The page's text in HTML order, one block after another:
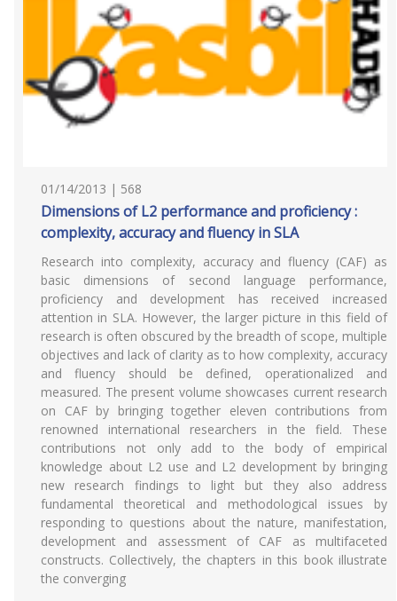
01/14/2013 | 568
Dimensions of L2 performance and proficiency :
complexity, accuracy and fluency in SLA
Research into complexity, accuracy and fluency (CAF) as
basic dimensions of second language performance,
proficiency and development has received increased
attention in SLA. However, the larger picture in this field of
research is often obscured by the breadth of scope, multiple
objectives and lack of clarity as to how complexity, accuracy
and fluency should be defined, operationalized and
measured. The present volume showcases current research
on CAF by bringing together eleven contributions from
renowned international researchers in the field. These
contributions not only add to the body of empirical
knowledge about L2 use and L2 development by bringing
new research findings to light but they also address
fundamental theoretical and methodological issues by
responding to questions about the nature, manifestation,
development and assessment of CAF as multifaceted
constructs. Collectively, the chapters in this book illustrate
the converging